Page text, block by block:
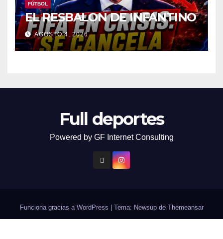
FÚTBOL
EL RESBALON DE INFANTINO
AGOSTO 4, 2026
Full deportes
Powered by GF Internet Consulting
Funciona gracias a WordPress Tema: Newsup de Themeansar